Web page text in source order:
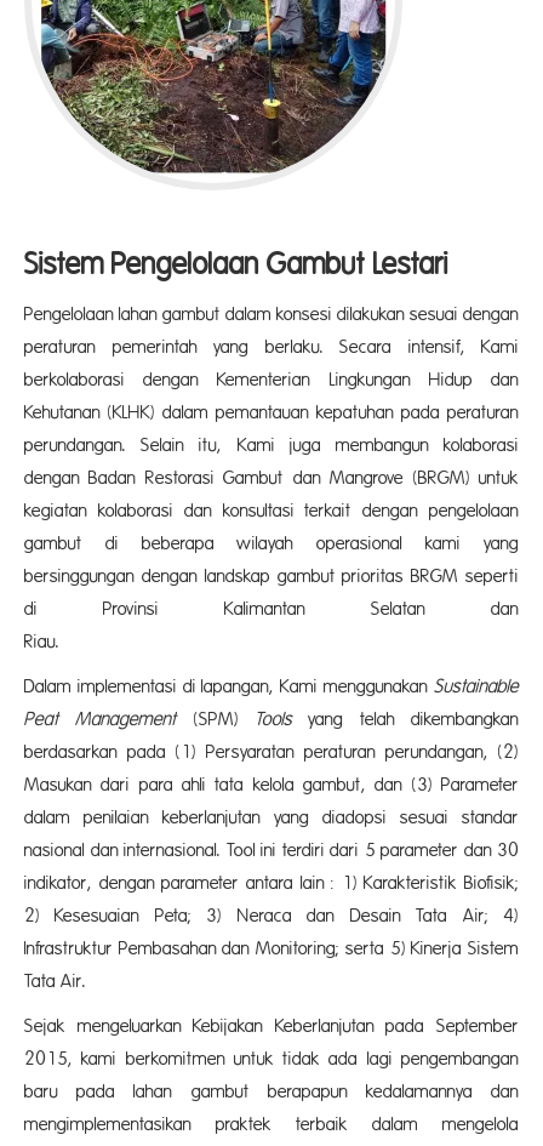
Sistem Pengelolaan Gambut Lestari
Pengelolaan lahan gambut dalam konsesi dilakukan sesuai dengan
peraturan pemerintah yang berlaku. Secara intensif, Kami
berkolaborasi dengan Kementerian Lingkungan Hidup dan
Kehutanan (KLHK) dalam pemantauan kepatuhan pada peraturan
perundangan. Selain itu, Kami juga membangun kolaborasi
dengan Badan Restorasi Gambut dan Mangrove (BRGM) untuk
kegiatan kolaborasi dan konsultasi terkait dengan pengelolaan
gambut di beberapa wilayah operasional kami yang
bersinggungan dengan landskap gambut prioritas BRGM seperti
di Provinsi Kalimantan Selatan dan
Dalam implementasi di lapangan, Kami menggunakan Sustainable
Peat Management (SPM) Toolsyang telah dikembangkan
berdasarkan pada (1) Persyaratan peraturan perundangan, (2)
Masukan dari para ahli tata kelola gambut, dan (3) Parameter
dalam penilaian keberlanjutan yang diadopsi sesuai standar
nasional dan internasional. Tool ini terdiri dari 5 parameter dan 30
indikator, dengan parameter antara lain : 1) Karakteristik Biofisik;
2) Kesesuaian Peta; 3) Neraca dan Desain Tata Air; 4)
Infrastruktur Pembasahan dan Monitoring; serta 5) Kinerja Sistem
Tata Air.
Sejak mengeluarkan Kebijakan Keberlanjutan pada September
2015, kami berkomitmen untuk tidak ada lagi pengembangan
baru pada lahan gambut berapapun kedalamannya dan
mengimplementasikan praktek terbaik dalam mengelola